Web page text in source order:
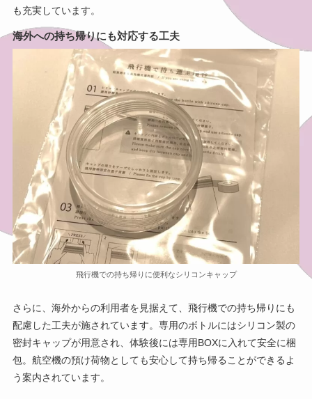
も充実しています。
海外への持ち帰りにも対応する工夫
飛行機での持ち帰りに便利なシリコンキャップ
さらに、海外からの利用者を見据えて、飛行機での持ち帰りにも
配慮した工夫が施されています。専用のボトルにはシリコン製の
密封キャップが用意され、体験後には専用BOXに入れて安全に梱
包。航空機の預け荷物としても安心して持ち帰ることができるよ
う案内されています。